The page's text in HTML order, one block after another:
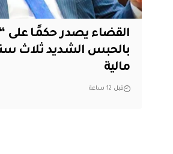
القضاء يصدر حكمًا
بالحبس الشديد ثلاث
مالية
قبل 12 ساعة